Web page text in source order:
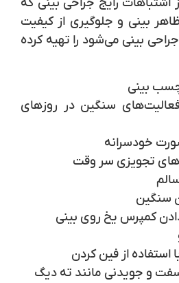
بینی و جلوگیری از کیفیت
بینی می‌شود را تهیه کرده
بینی
سنگین در روزهای
خودسرانه
تجویزی سر وقت
سنگین
کمپرس یخ روی بینی
استفاده از فین کردن
و جویدنی مانند ته دیگ